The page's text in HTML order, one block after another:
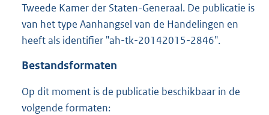
r
o
o
:
Tweede Kamer der Staten-Generaal. De publicatie is
van het type Aanhangsel van de Handelingen en
heeft als identifier "ah-tk-20142015-2846".
Bestandsformaten
Op dit moment is de publicatie beschikbaar in de
volgende formaten: